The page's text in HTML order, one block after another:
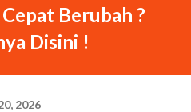
Berubah ?
Disini !
2026